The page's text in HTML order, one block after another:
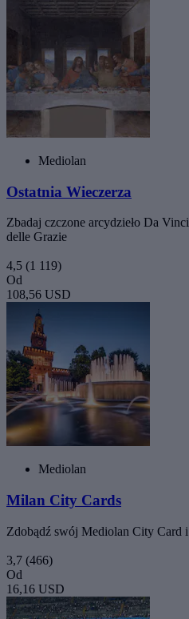
Mediolan
Ostatnia Wieczerza
Zbadaj czczone arcydzieło Da
delle Grazie
4,5 (1 119)
Od
108,56 USD
Mediolan
Milan City Cards
Zdobądź swój Mediolan City Card
3,7 (466)
Od
16,16 USD